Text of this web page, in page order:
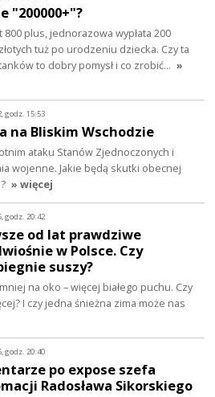
"200000+"?
800 plus, jednorazowa wypłata 200
tuż po urodzeniu dziecka. Czy ta
to dobry pomysł i co zrobić… »
godz. 15:53
na Bliskim Wschodzie
ataku Stanów Zjednoczonych i
wojenne. Jakie będą skutki obecnej
» więcej
godz. 20:42
od lat prawdziwe
w Polsce. Czy
suszy?
na oko – więcej białego puchu. Czy
I czy jedna śnieżna zima może nas
godz. 20:40
po expose szefa
Radosława Sikorskiego